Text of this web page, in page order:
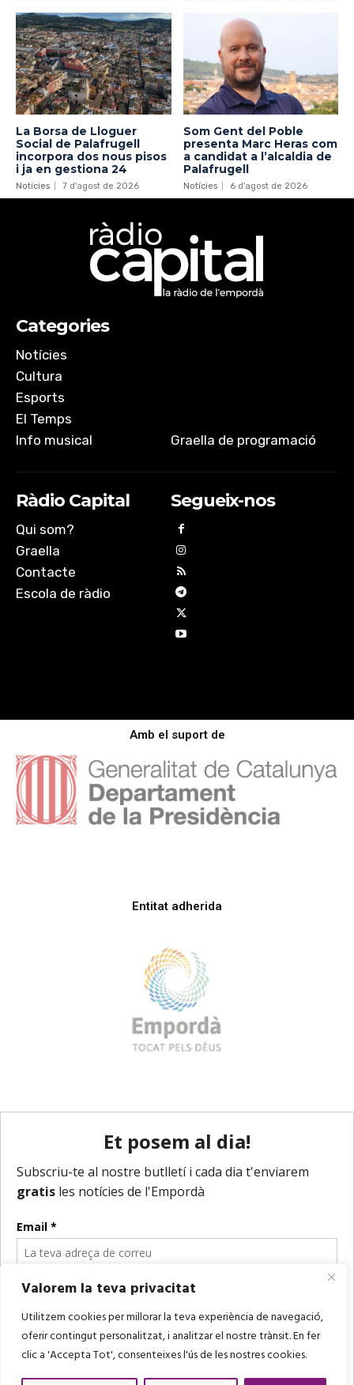
Valorem la teva privacitat
Utilitzem cookies per millorar la teva experiència de navegació,
oferir contingut personalitzat, i analitzar el nostre trànsit. En fer
clic a 'Accepta Tot', consenteixes l'ús de les nostres cookies.
La Borsa de Lloguer
Social de Palafrugell
incorpora dos nous pisos
i ja en gestiona 24
Notícies 7 d'agost de 2026
Som Gent del Poble
presenta Marc Heras com
a candidat a l’alcaldia de
Palafrugell
Notícies 6 d'agost de 2026
Categories
Notícies
Cultura
Esports
El Temps
Info musical
Graella de programació
Ràdio Capital
Qui som?
Graella
Contacte
Escola de ràdio
Segueix-nos
Amb el suport de
Entitat adherida